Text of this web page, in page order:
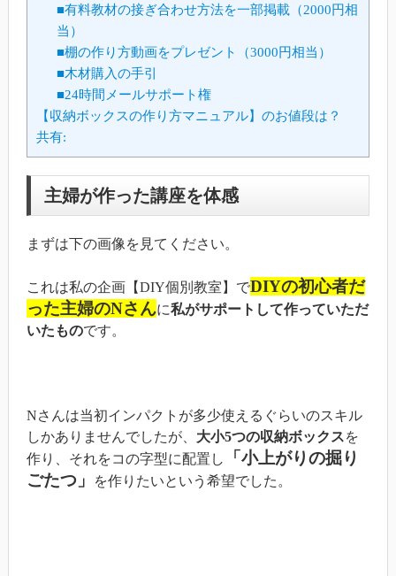
■有料教材の接ぎ合わせ方法を一部掲載（2000円相
当）
■棚の作り方動画をプレゼント（3000円相当）
■木材購入の手引
■24時間メールサポート権
【収納ボックスの作り方マニュアル】のお値段は？
共有:
主婦が作った講座を体感
まずは下の画像を見てください。
これは私の企画【DIY個別教室】でDIYの初心者だ
った主婦のNさんに私がサポートして作っていただ
いたものです。
Nさんは当初インパクトが多少使えるぐらいのスキル
しかありませんでしたが、 大小5つの収納ボックスを
作り、それをコの字型に配置し
「小上がりの掘り
ごたつ」
を作りたいという希望でした。